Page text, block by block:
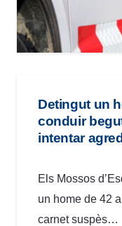
Detingut un
conduir
intentar
Els Mossos
un home de 42
carnet suspès…